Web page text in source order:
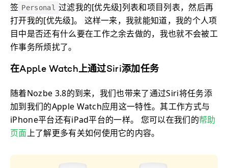
签 Personal 过滤我的[优先级]列表和项目列表，然后再
打开我的[优先级]。 这样一来，我就能知道，我的个人项
目中是否还有什么要在工作之余去做的，我也就不会被工
作事务所烦扰了。
在Apple Watch上通过Siri添加任务
随着Nozbe 3.8的到来，我们也带来了通过Siri将任务添
加到我们的Apple Watch应用这一特性。其工作方式与
iPhone平台还有iPad平台的一样。 您可以在我们的帮助
页面上了解更多有关如何使用它的内容。